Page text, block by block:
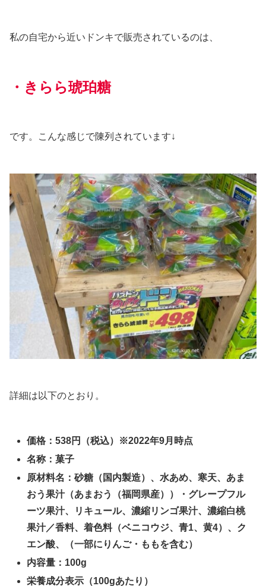
私の自宅から近いドンキで販売されているのは、
・きらら琥珀糖
です。こんな感じで陳列されています↓
詳細は以下のとおり。
価格：538円（税込）※2022年9月時点
名称：菓子
原材料名：砂糖（国内製造）、水あめ、寒天、あま
おう果汁（あまおう（福岡県産））・グレープフル
ーツ果汁、リキュール、濃縮リンゴ果汁、濃縮白桃
果汁／香料、着色料（ベニコウジ、青1、黄4）、ク
エン酸、（一部にりんご・ももを含む）
内容量：100g
栄養成分表示（100gあたり）